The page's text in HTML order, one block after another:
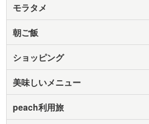
モラタメ
朝ご飯
ショッピング
美味しいメニュー
peach利用旅